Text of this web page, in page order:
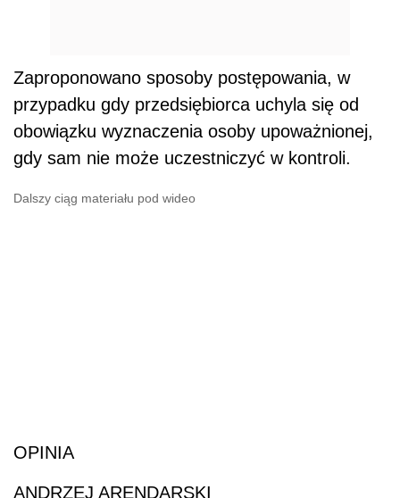
Zaproponowano sposoby postępowania, w
przypadku gdy przedsiębiorca uchyla się od
obowiązku wyznaczenia osoby upoważnionej,
gdy sam nie może uczestniczyć w kontroli.
Dalszy ciąg materiału pod wideo
OPINIA
ANDRZEJ ARENDARSKI